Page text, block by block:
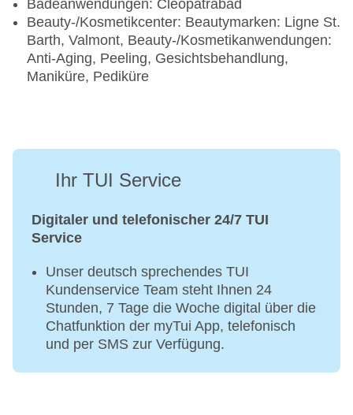
Badeanwendungen: Cleopatrabad
Beauty-/Kosmetikcenter: Beautymarken: Ligne St.
Barth, Valmont, Beauty-/Kosmetikanwendungen:
Anti-Aging, Peeling, Gesichtsbehandlung,
Maniküre, Pediküre
Ihr TUI Service
Digitaler und telefonischer 24/7 TUI
Service
Unser deutsch sprechendes TUI
Kundenservice Team steht Ihnen 24
Stunden, 7 Tage die Woche digital über die
Chatfunktion der myTui App, telefonisch
und per SMS zur Verfügung.